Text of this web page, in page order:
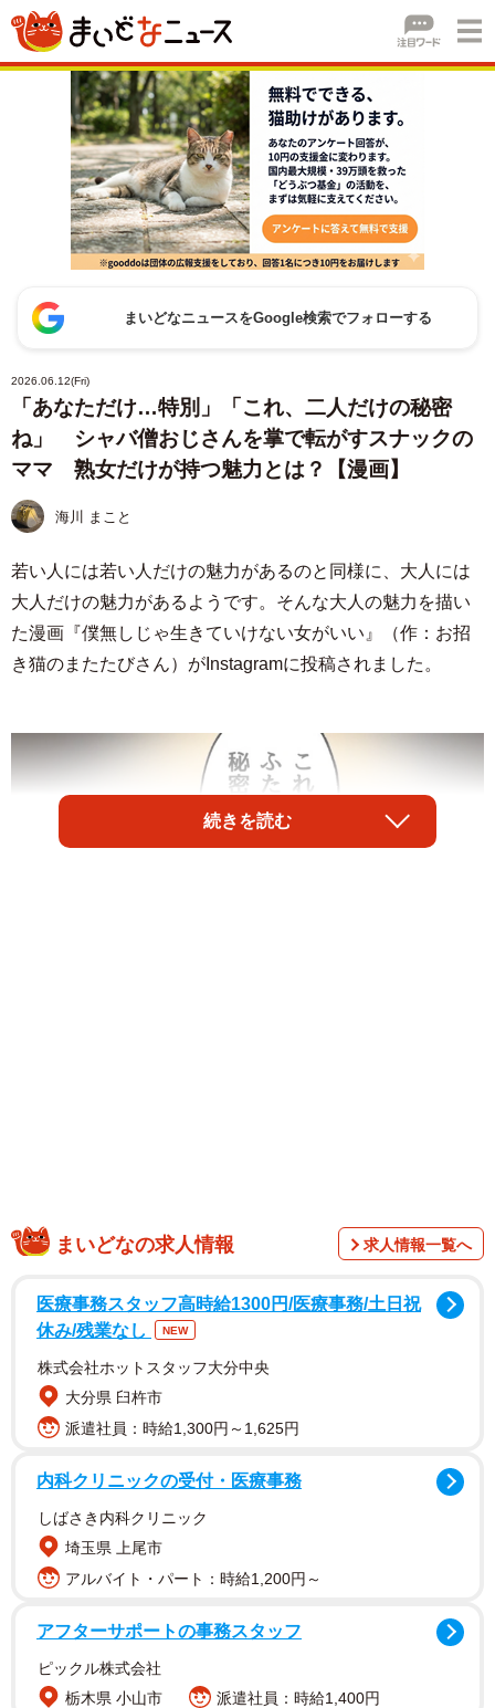
まいどなニュースをGoogle検索でフォローする
2026.06.12(Fri)
「あなただけ…特別」「これ、二人だけの秘密
ね」 シャバ僧おじさんを掌で転がすスナックの
ママ 熟女だけが持つ魅力とは？【漫画】
海川 まこと
若い人には若い人だけの魅力があるのと同様に、大人には
大人だけの魅力があるようです。そんな大人の魅力を描い
た漫画『僕無しじゃ生きていけない女がいい』（作：お招
き猫のまたたびさん）がInstagramに投稿されました。
ふたりだけの秘密ね？（お招き猫のまたたびさん提供）
「やっぱりさぁ、若くてかわいくて…細くて、かよわく
て！俺なしじゃいきていけない！そんな女の子が最高だよ
なぁ」と言います。
続きを読む
まいどなの求人情報 求人情報一覧へ
医療事務スタッフ高時給1300円/医療事務/土日祝
休み/残業なし
NEW
株式会社ホットスタッフ大分中央
大分県 臼杵市
派遣社員：時給1,300円～1,625円
内科クリニックの受付・医療事務
しばさき内科クリニック
埼玉県 上尾市
アルバイト・パート：時給1,200円～
アフターサポートの事務スタッフ
ピックル株式会社
栃木県 小山市
派遣社員：時給1,400円